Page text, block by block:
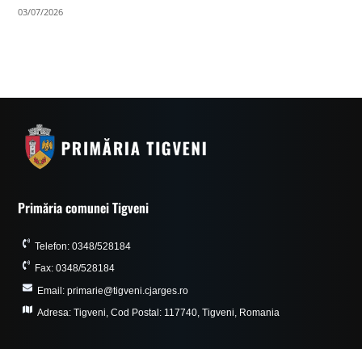
03/07/2026
Primăria comunei Tigveni
Telefon: 0348/528184
Fax: 0348/528184
Email: primarie@tigveni.cjarges.ro
Adresa: Tigveni, Cod Postal: 117740, Tigveni, Romania